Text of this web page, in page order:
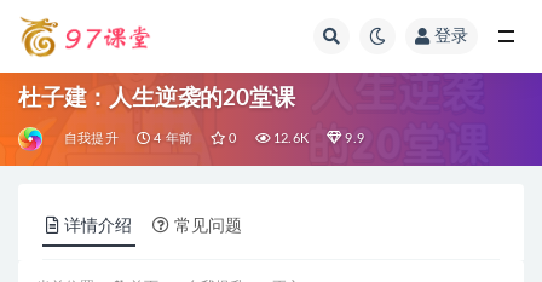
登录
杜子建：人生逆袭的20堂课
自我提升 4 年前 0 12.6K 9.9
详情介绍 常见问题